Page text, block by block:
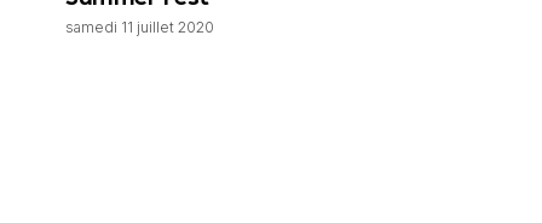
samedi 11 juillet 2020